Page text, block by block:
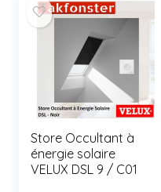
Store Occultant à
énergie solaire
VELUX DSL 9 / C01